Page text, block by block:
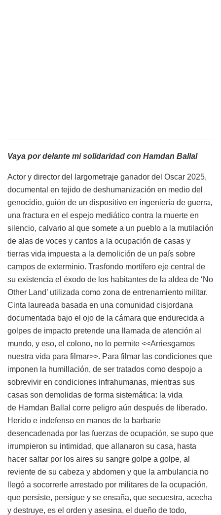
Vaya por delante mi solidaridad con Hamdan Ballal
Actor y director del largometraje ganador del Oscar 2025,
documental en tejido de deshumanización en medio del
genocidio, guión de un dispositivo en ingeniería de guerra,
una fractura en el espejo mediático contra la muerte en
silencio, calvario al que somete a un pueblo a la mutilación
de alas de voces y cantos a la ocupación de casas y
tierras vida impuesta a la demolición de un país sobre
campos de exterminio. Trasfondo mortífero eje central de
su existencia el éxodo de los habitantes de la aldea de ‘No
Other Land’ utilizada como zona de entrenamiento militar.
Cinta laureada basada en una comunidad cisjordana
documentada bajo el ojo de la cámara que endurecida a
golpes de impacto pretende una llamada de atención al
mundo, y eso, el colono, no lo permite <<Arriesgamos
nuestra vida para filmar>>. Para filmar las condiciones que
imponen la humillación, de ser tratados como despojo a
sobrevivir en condiciones infrahumanas, mientras sus
casas son demolidas de forma sistemática: la vida
de Hamdan Ballal corre peligro aún después de liberado.
Herido e indefenso en manos de la barbarie
desencadenada por las fuerzas de ocupación, se supo que
irrumpieron su intimidad, que allanaron su casa, hasta
hacer saltar por los aires su sangre golpe a golpe, al
reviente de su cabeza y abdomen y que la ambulancia no
llegó a socorrerle arrestado por militares de la ocupación,
que persiste, persigue y se ensaña, que secuestra, acecha
y destruye, es el orden y asesina, el dueño de todo,